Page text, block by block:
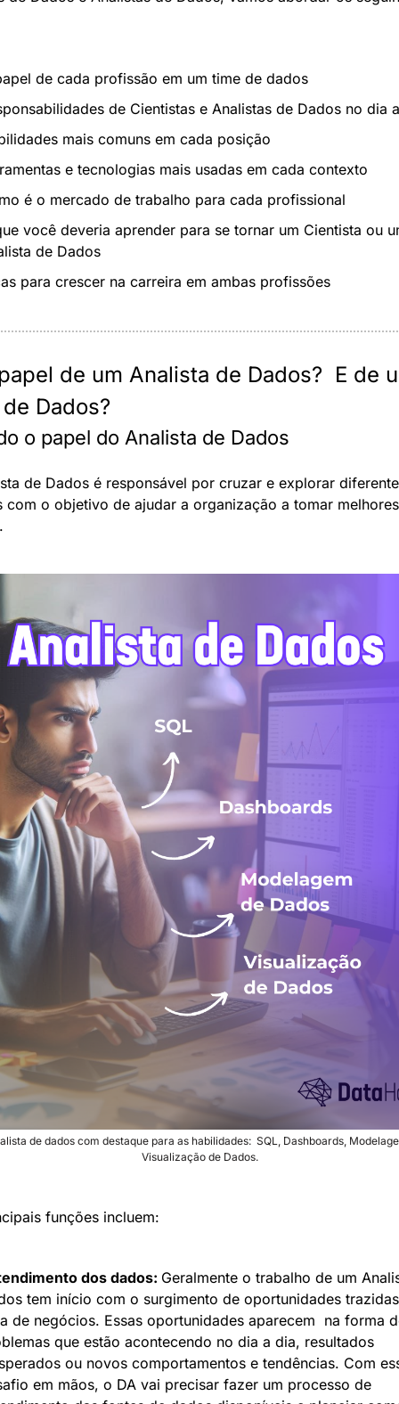
de cada profissão em um time de dados
de Cientistas e Analistas de Dados no dia
mais comuns em cada posição
e tecnologias mais usadas em cada contexto
é o mercado de trabalho para cada profissional
você deveria aprender para se tornar um Cientista ou
de Dados
para crescer na carreira em ambas profissões
de um Analista de Dados?  E de
Dados?
o papel do Analista de Dados
de Dados é responsável por cruzar e explorar
com o objetivo de ajudar a organização a tomar melhores
de dados com destaque para as habilidades:  SQL, Dashboards,
Visualização de Dados.
funções incluem:
dos dados: Geralmente o trabalho de um
tem início com o surgimento de oportunidades
de negócios. Essas oportunidades aparecem  na forma
que estão acontecendo no dia a dia, resultados
ou novos comportamentos e tendências. Com
em mãos, o DA vai precisar fazer um processo de